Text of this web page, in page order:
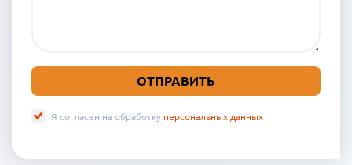
Я согласен на обработку персональных данных